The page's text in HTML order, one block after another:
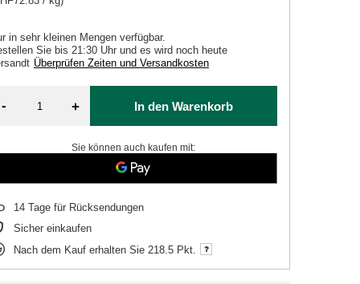
in sehr kleinen Mengen verfügbar
Sie bis21:30 Uhr und es wird noch heute
Überprüfen Zeiten und Versandkosten
- + In den Warenkorb
Sie können auch kaufen mit:
14 Tage für Rücksendungen
Sicher einkaufen
Nach dem Kauf erhalten Sie 218.5 Pkt.